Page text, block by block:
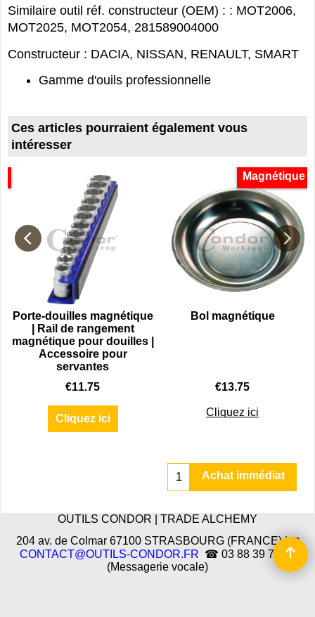
Similaire outil réf. constructeur (OEM) : : MOT2006,
MOT2025, MOT2054, 281589004000
Constructeur : DACIA, NISSAN, RENAULT, SMART
Gamme d'ouils professionnelle
Ces articles pourraient également vous
intéresser
Porte-douilles magnétique
| Rail de rangement
magnétique pour douilles |
Accessoire pour
servantes
€11.75
Cliquez ici
Magnétique
Bol magnétique
€13.75
Cliquez ici
Achat immédiat
OUTILS CONDOR | TRADE ALCHEMY
204 av. de Colmar 67100 STRASBOURG (FRANCE) | ✉
CONTACT@OUTILS-CONDOR.FR ☎ 03 88 39 78 37
(Messagerie vocale)